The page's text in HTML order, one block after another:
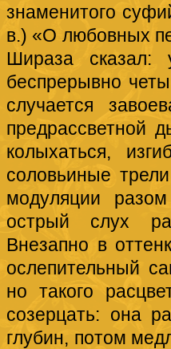
знаменитого
в.) «О любовных
Шираза сказал:
беспрерывно
случается
предрассветной
колыхаться,
соловьиные
модуляции
острый слух
Внезапно в
ослепительный
но такого
созерцать: она
глубин, потом